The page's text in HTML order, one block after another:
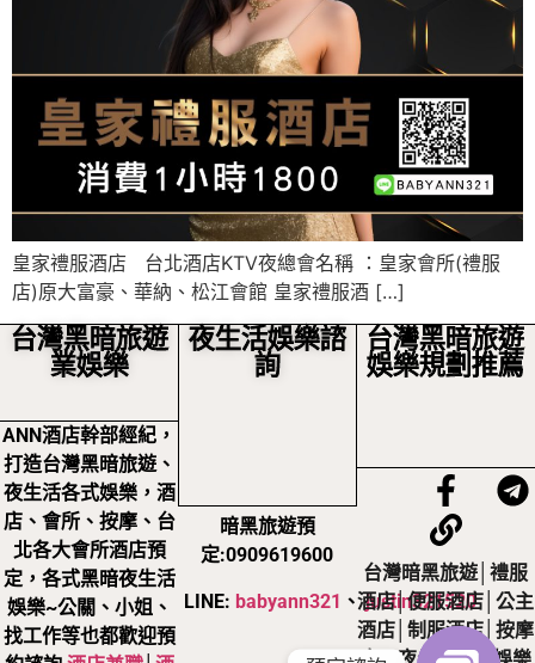
皇家禮服酒店 台北酒店KTV夜總會名稱 ：皇家會所(禮服
店)原大富豪、華納、松江會館 皇家禮服酒 […]
台灣黑暗旅遊
業娛樂
ANN酒店幹部經紀，
打造台灣黑暗旅遊、
夜生活各式娛樂，酒
店、會所、按摩、台
北各大會所酒店預
定，各式黑暗夜生活
娛樂~公關、小姐、
找工作等也都歡迎預
夜生活娛樂諮
詢
暗黑旅遊預
定:0909619600
LINE:babyann321 、justin321520
台灣黑暗旅遊
娛樂規劃推薦
台灣暗黑旅遊│禮服
酒店│便服酒店│公主
酒店│制服酒店│按摩